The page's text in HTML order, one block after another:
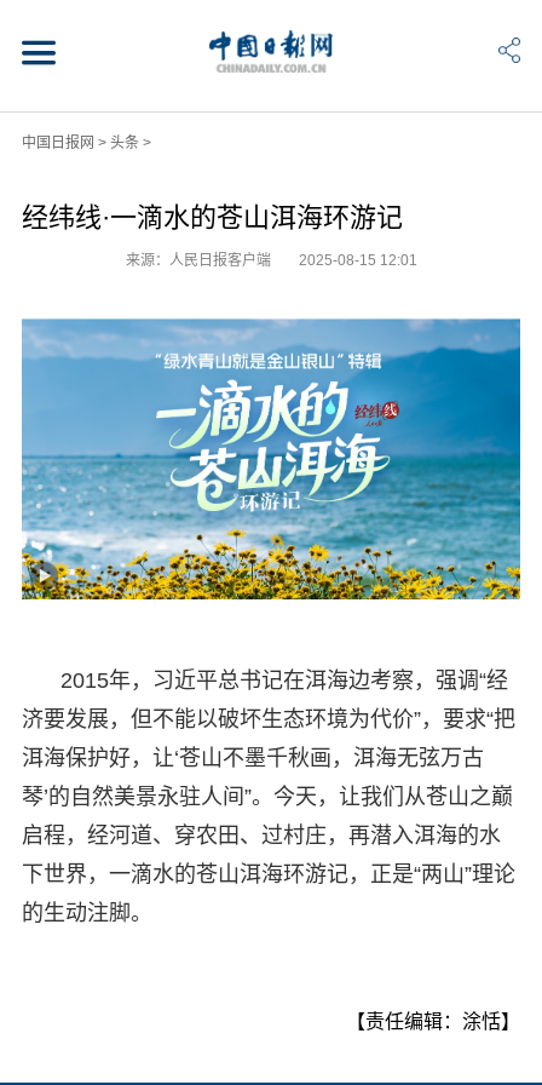
中国日报网 > 头条>
经纬线·一滴水的苍山洱海环游记
来源：人民日报客户端 2025-08-15 12:01
2015年，习近平总书记在洱海边考察，强调“经
济要发展，但不能以破坏生态环境为代价”，要求“把
洱海保护好，让‘苍山不墨千秋画，洱海无弦万古
琴’的自然美景永驻人间”。今天，让我们从苍山之巅
启程，经河道、穿农田、过村庄，再潜入洱海的水
下世界，一滴水的苍山洱海环游记，正是“两山”理论
的生动注脚。
【责任编辑：涂恬】